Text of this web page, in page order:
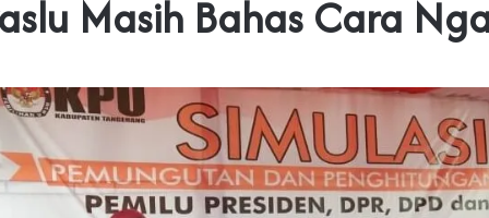
Masih Bahas Cara